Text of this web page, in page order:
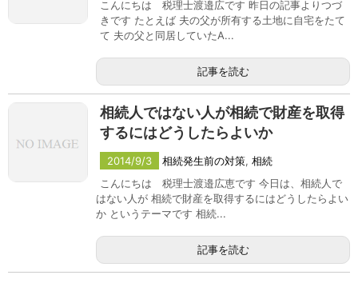
こんにちは 税理士渡邉広です 昨日の記事よりつづ
きです たとえば 夫の父が所有する土地に自宅をたて
て 夫の父と同居していたA...
記事を読む
相続人ではない人が相続で財産を取得
するにはどうしたらよいか
2014/9/3 相続発生前の対策,相続
こんにちは 税理士渡邉広恵です 今日は、相続人で
はない人が 相続で財産を取得するにはどうしたらよい
か というテーマです 相続...
記事を読む